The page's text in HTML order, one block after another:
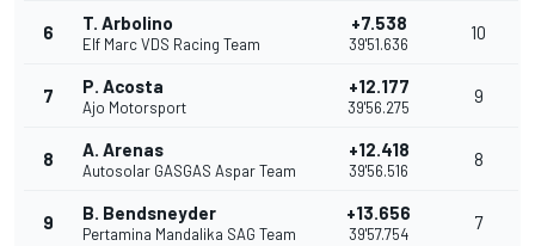
6 T. Arbolino
Elf Marc VDS Racing Team
+7.538
39'51.636
10
7 P. Acosta
Ajo Motorsport
+12.177
39'56.275
9
8 A. Arenas
Autosolar GASGAS Aspar Team
+12.418
39'56.516
8
9 B. Bendsneyder
Pertamina Mandalika SAG Team
+13.656
39'57.754
7